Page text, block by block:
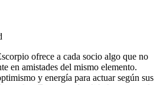
ofrece a cada socio algo que no
en amistades del mismo elemento.
y energía para actuar según sus